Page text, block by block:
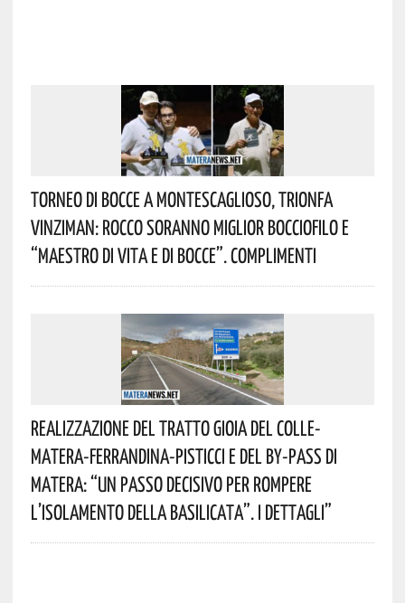
Torneo Di Bocce A Montescaglioso, Trionfa
Vinziman: Rocco Soranno Miglior Bocciofilo E
“Maestro Di Vita E Di Bocce”. Complimenti
Realizzazione Del Tratto Gioia Del Colle-
Matera-Ferrandina-Pisticci E Del By-Pass Di
Matera: “Un Passo Decisivo Per Rompere
L’isolamento Della Basilicata”. I Dettagli”